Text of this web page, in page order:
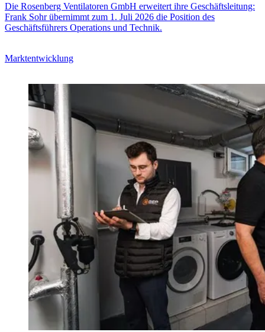
Die Rosenberg Ventilatoren GmbH erweitert ihre Geschäftsleitung:
Frank Sohr übernimmt zum 1. Juli 2026 die Position des
Geschäftsführers Operations und Technik.
Marktentwicklung